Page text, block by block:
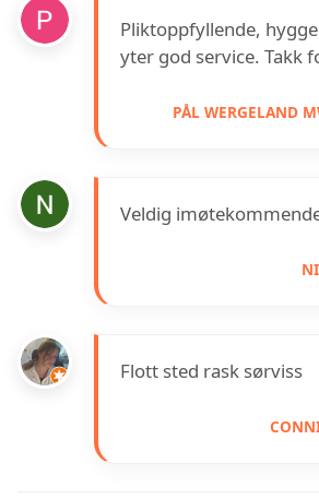
Pliktoppfyllende,
yter god service. Takk
PÅL WERGELAND
Veldig
Flott sted rask sørviss